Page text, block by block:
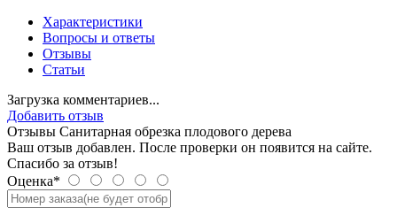
Характеристики
Вопросы и ответы
Отзывы
Статьи
Загрузка комментариев...
Добавить отзыв
Отзывы Санитарная обрезка плодового дерева
Ваш отзыв добавлен. После проверки он появится на сайте.
Спасибо за отзыв!
Оценка*